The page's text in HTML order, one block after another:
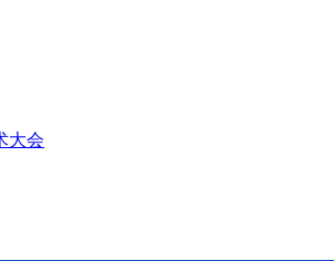
大会